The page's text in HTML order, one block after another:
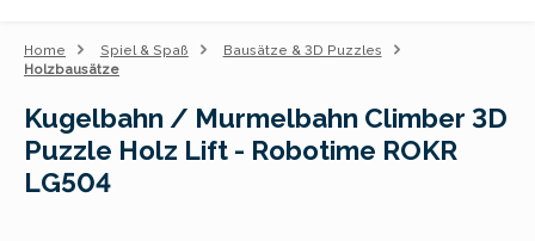
Home Spiel & Spaß
Bausätze & 3D Puzzles
Holzbausätze
Kugelbahn / Murmelbahn Climber 3D
Puzzle Holz Lift - Robotime ROKR
LG504